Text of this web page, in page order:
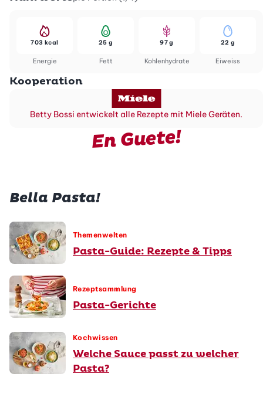
Energie
703 kcal
Fett
25 g
Kohlenhydrate
97 g
Eiweiss
22 g
Kooperation
Betty Bossi entwickelt alle Rezepte mit Miele Geräten.
En Guete!
Bella Pasta!
Themenwelten
Pasta-Guide: Rezepte & Tipps
Rezeptsammlung
Pasta-Gerichte
Kochwissen
Welche Sauce passt zu welcher
Pasta?